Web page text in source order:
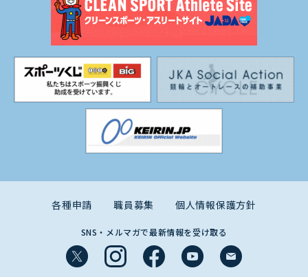
各種申請 職員募集 個人情報保護方針
SNS・メルマガで最新情報を受け取る